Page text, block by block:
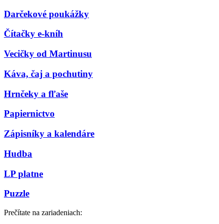
Darčekové poukážky
Čítačky e-kníh
Vecičky od Martinusu
Káva, čaj a pochutiny
Hrnčeky a fľaše
Papiernictvo
Zápisníky a kalendáre
Hudba
LP platne
Puzzle
Prečítate na zariadeniach: